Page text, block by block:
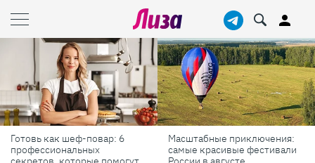
Готовь как шеф-повар: 6
профессиональных
Масштабные приключения:
самые красивые фестивали